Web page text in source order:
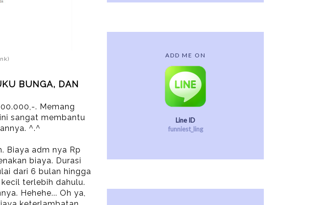
BUNGA, DAN
. Memang
sangat membantu
^.^
Biaya adm nya Rp
biaya. Durasi
dari 6 bulan hingga
terlebih dahulu.
Hehehe... Oh ya,
ADD ME ON
Line ID
funniest_ling